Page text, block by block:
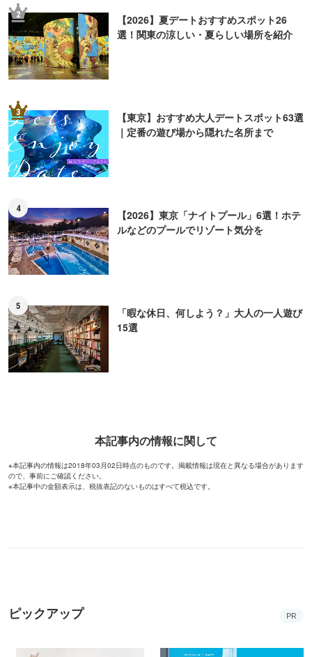
2
【2026】夏デートおすすめスポット26
選！関東の涼しい・夏らしい場所を紹介
3
【東京】おすすめ大人デートスポット63選
｜定番の遊び場から隠れた名所まで
4
【2026】東京「ナイトプール」6選！ホテ
ルなどのプールでリゾート気分を
5
「暇な休日、何しよう？」大人の一人遊び
15選
本記事内の情報に関して
※本記事内の情報は2018年03月02日時点のものです。掲載情報は現在と異なる場合があります
ので、事前にご確認ください。
※本記事中の金額表示は、税抜表記のないものはすべて税込です。
ピックアップ PR